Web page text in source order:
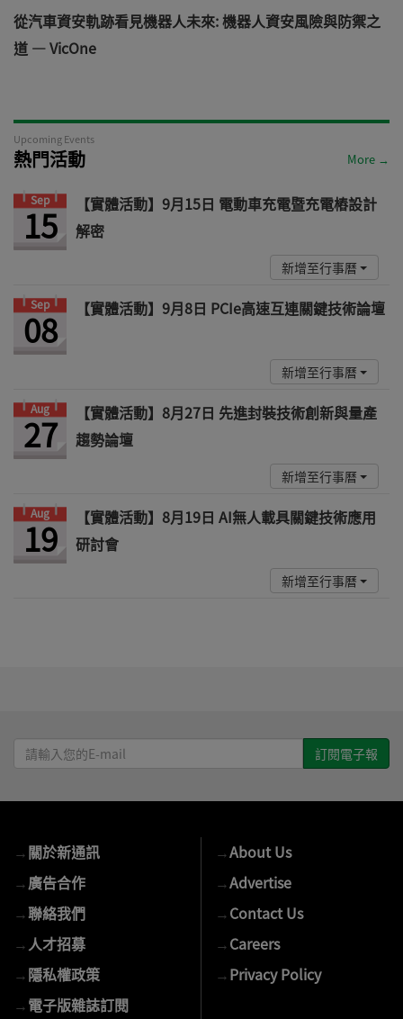
從汽車資安軌跡看見機器人未來: 機器人資安風險與防禦之
道 — VicOne
Upcoming Events
熱門活動 More →
Sep
15
【實體活動】9月15日 電動車充電暨充電樁設計
解密
新增至行事曆
Sep
08 【實體活動】9月8日 PCIe高速互連關鍵技術論壇
新增至行事曆
Aug
27
【實體活動】8月27日 先進封裝技術創新與量產
趨勢論壇
新增至行事曆
Aug
19
【實體活動】8月19日 AI無人載具關鍵技術應用
研討會
新增至行事曆
請
輸
E-
mail
→關於新通訊
→廣告合作
→聯絡我們
→ 人才招募
→隱私權政策
→電子版雜誌訂閱
→About Us
→Advertise
→Contact Us
→Careers
→Privacy Policy